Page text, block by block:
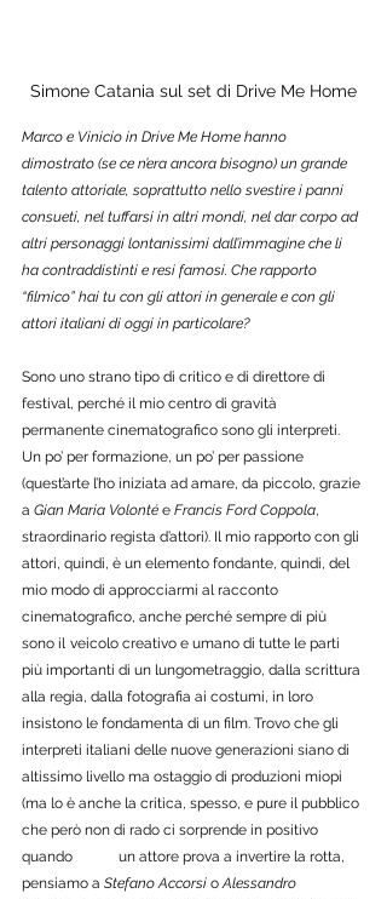
Simone Catania sul set di Drive Me Home
Marco e Vinicio in Drive Me Home hanno
dimostrato (se ce n’era ancora bisogno) un grande
talento attoriale, soprattutto nello svestire i panni
consueti, nel tuffarsi in altri mondi, nel dar corpo ad
altri personaggi lontanissimi dall’immagine che li
ha contraddistinti e resi famosi. Che rapporto
“filmico” hai tu con gli attori in generale e con gli
attori italiani di oggi in particolare?
Sono uno strano tipo di critico e di direttore di
festival, perché il mio centro di gravità
permanente cinematografico sono gli interpreti.
Un po’ per formazione, un po’ per passione
(quest’arte l’ho iniziata ad amare, da piccolo, grazie
a Gian Maria Volonté e Francis Ford Coppola,
straordinario regista d’attori). Il mio rapporto con gli
attori, quindi, è un elemento fondante, quindi, del
mio modo di approcciarmi al racconto
cinematografico, anche perché sempre di più
sono il	veicolo creativo e umano di tutte le parti
più importanti di un lungometraggio, dalla scrittura
alla regia, dalla fotografia ai costumi, in loro
insistono le fondamenta di un film. Trovo che gli
interpreti italiani delle nuove generazioni siano di
altissimo livello ma ostaggio di produzioni miopi
(ma lo è anche la critica, spesso, e pure il pubblico
che però non di rado ci sorprende in positivo
quando 	un attore prova a invertire la rotta,
pensiamo a Stefano Accorsi o Alessandro